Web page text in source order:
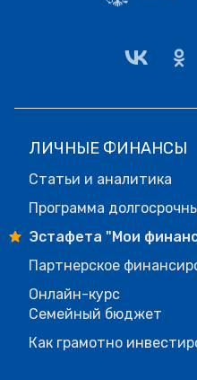
ЛИЧНЫЕ ФИНАНСЫ
Статьи и аналитика
Программа
Эстафета "Мои
Партнерское
Онлайн-курс
Семейный бюджет
Как грамотно